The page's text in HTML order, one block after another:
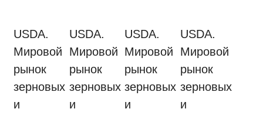
USDA.
Мировой
рынок
зерновых
и
USDA.
Мировой
рынок
зерновых
и
USDA.
Мировой
рынок
зерновых
и
USDA.
Мировой
рынок
зерновых
и